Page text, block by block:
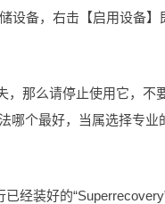
设备，右击【启用设备】
，那么请停止使用它，不
哪个最好，当属选择专业
经装好的